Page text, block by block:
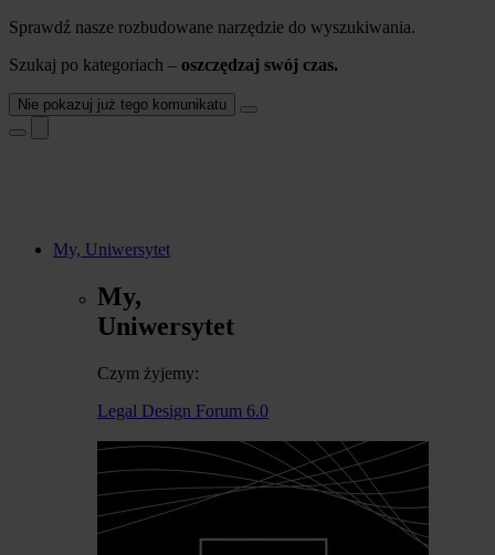
Sprawdź nasze rozbudowane narzędzie do wyszukiwania.
Szukaj po kategoriach – oszczędzaj swój czas.
Nie pokazuj już tego komunikatu
My, Uniwersytet
My,
Uniwersytet
Czym żyjemy:
Legal Design Forum 6.0